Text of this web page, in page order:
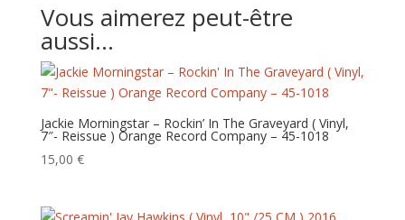
Vous aimerez peut-être
aussi…
Jackie Morningstar – Rockin’ In The Graveyard ( Vinyl,
7″- Reissue ) Orange Record Company – 45-1018
15,00 €